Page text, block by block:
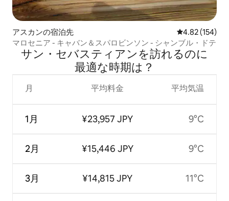
アスカンの宿泊先 レビュー154
4.82 (154)
マロセニア - キャバン＆スパロビンソン - シャンブル・ドテ
サン・セバスティアンを訪⁠れ⁠るの⁠に
最⁠適⁠な時⁠期⁠は⁠？
月
1月
2月
3月
平均料金
¥23,957 JPY
¥15,446 JPY
¥14,815 JPY
平均気温
9°C
9°C
11°C